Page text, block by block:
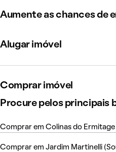
Aumente as chances de
Alugar imóvel
Comprar imóvel
Procure pelos principais
Comprar em Colinas do Ermitage
Comprar em Jardim Martinelli